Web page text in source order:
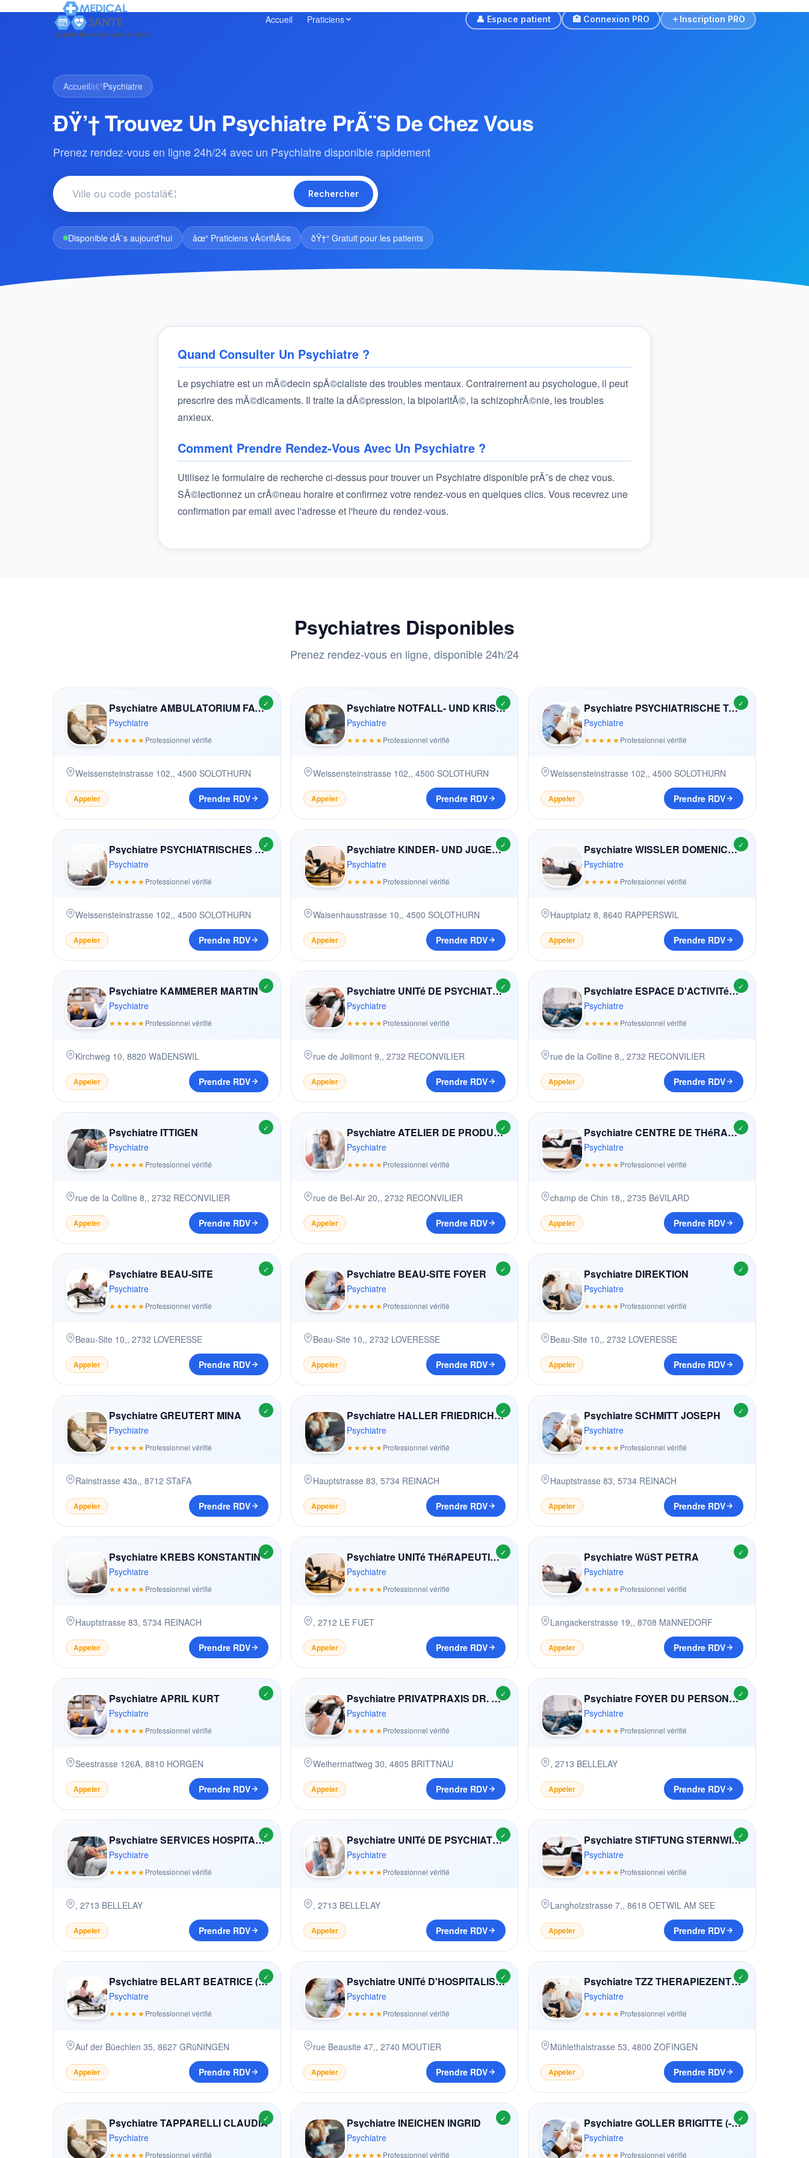
Accueil
Praticiens 👤 Espace patient 🏥 Connexion PRO Inscription PRO
Accueilâ€ºPsychiatre
ÐŸ’† Trouvez Un Psychiatre PrÃ¨s De Chez Vous
Prenez rendez-vous en ligne 24h/24 avec un Psychiatre disponible rapidement
Rechercher
Disponible dÃ¨s aujourd'hui âœ“ Praticiens vÃ©rifiÃ©s ðŸ†“ Gratuit pour les patients
Quand Consulter Un Psychiatre ?
Le psychiatre est un mÃ©decin spÃ©cialiste des troubles mentaux. Contrairement au psychologue, il peut
prescrire des mÃ©dicaments. Il traite la dÃ©pression, la bipolaritÃ©, la schizophrÃ©nie, les troubles
anxieux.
Comment Prendre Rendez-Vous Avec Un Psychiatre ?
Utilisez le formulaire de recherche ci-dessus pour trouver un Psychiatre disponible prÃ¨s de chez vous.
SÃ©lectionnez un crÃ©neau horaire et confirmez votre rendez-vous en quelques clics. Vous recevrez une
confirmation par email avec l'adresse et l'heure du rendez-vous.
Psychiatres Disponibles
Prenez rendez-vous en ligne, disponible 24h/24
✓
Psychiatre AMBULATORIUM FACHBEREICH ABHäNGIGKEITSERKRANKUNGEN
Psychiatre
★★★★★Professionnel vérifié
Weissensteinstrasse 102,, 4500 SOLOTHURN
Appeler Prendre RDV
✓
Psychiatre NOTFALL- UND KRISENAMBULANZ (NOKIA)
Psychiatre
★★★★★Professionnel vérifié
Weissensteinstrasse 102,, 4500 SOLOTHURN
Appeler Prendre RDV
✓
Psychiatre PSYCHIATRISCHE TAGESKLINIK
Psychiatre
★★★★★Professionnel vérifié
Weissensteinstrasse 102,,4500 SOLOTHURN
Appeler Prendre RDV
✓
Psychiatre PSYCHIATRISCHES AMBULATORIUM
Psychiatre
★★★★★Professionnel vérifié
Weissensteinstrasse 102,, 4500 SOLOTHURN
Appeler Prendre RDV
✓
Psychiatre KINDER- UND JUGENDPSYCHIATRISCHE KLINIK (KJPK)
Psychiatre
★★★★★Professionnel vérifié
Waisenhausstrasse 10,, 4500 SOLOTHURN
Appeler Prendre RDV
✓
Psychiatre WISSLER DOMENICA (-CASTY)
Psychiatre
★★★★★Professionnel vérifié
Hauptplatz 8,8640 RAPPERSWIL
Appeler Prendre RDV
✓
Psychiatre KAMMERER MARTIN
Psychiatre
★★★★★Professionnel vérifié
Kirchweg 10, 8820 WäDENSWIL
Appeler Prendre RDV
✓
Psychiatre UNITé DE PSYCHIATRIE SOCIALE RECONVILIER
Psychiatre
★★★★★Professionnel vérifié
rue de Jolimont 9,, 2732 RECONVILIER
Appeler Prendre RDV
✓
Psychiatre ESPACE D'ACTIVITéS THéRAPEUTIQUES
Psychiatre
★★★★★Professionnel vérifié
rue de la Colline 8,,2732 RECONVILIER
Appeler Prendre RDV
✓
Psychiatre ITTIGEN
Psychiatre
★★★★★Professionnel vérifié
rue de la Colline 8,, 2732 RECONVILIER
Appeler Prendre RDV
✓
Psychiatre ATELIER DE PRODUCTION ET DE RéINSERTION
Psychiatre
★★★★★Professionnel vérifié
rue de Bel-Air 20,, 2732 RECONVILIER
Appeler Prendre RDV
✓
Psychiatre CENTRE DE THéRAPIES BRèVES
Psychiatre
★★★★★Professionnel vérifié
champ de Chin 18,,2735 BéVILARD
Appeler Prendre RDV
✓
Psychiatre BEAU-SITE
Psychiatre
★★★★★Professionnel vérifié
Beau-Site 10,, 2732 LOVERESSE
Appeler Prendre RDV
✓
Psychiatre BEAU-SITE FOYER
Psychiatre
★★★★★Professionnel vérifié
Beau-Site 10,, 2732 LOVERESSE
Appeler Prendre RDV
✓
Psychiatre DIREKTION
Psychiatre
★★★★★Professionnel vérifié
Beau-Site 10,,2732 LOVERESSE
Appeler Prendre RDV
✓
Psychiatre GREUTERT MINA
Psychiatre
★★★★★Professionnel vérifié
Rainstrasse 43a,, 8712 STäFA
Appeler Prendre RDV
✓
Psychiatre HALLER FRIEDRICH (-GLOOR)
Psychiatre
★★★★★Professionnel vérifié
Hauptstrasse 83, 5734 REINACH
Appeler Prendre RDV
✓
Psychiatre SCHMITT JOSEPH
Psychiatre
★★★★★Professionnel vérifié
Hauptstrasse 83,5734 REINACH
Appeler Prendre RDV
✓
Psychiatre KREBS KONSTANTIN
Psychiatre
★★★★★Professionnel vérifié
Hauptstrasse 83, 5734 REINACH
Appeler Prendre RDV
✓
Psychiatre UNITé THéRAPEUTIQUE DES DéPENDANCES 'LES VACHERIES'
Psychiatre
★★★★★Professionnel vérifié
, 2712 LE FUET
Appeler Prendre RDV
✓
Psychiatre WüST PETRA
Psychiatre
★★★★★Professionnel vérifié
Langackerstrasse 19,,8708 MäNNEDORF
Appeler Prendre RDV
✓
Psychiatre APRIL KURT
Psychiatre
★★★★★Professionnel vérifié
Seestrasse 126A, 8810 HORGEN
Appeler Prendre RDV
✓
Psychiatre PRIVATPRAXIS DR. KRAUER
Psychiatre
★★★★★Professionnel vérifié
Weihermattweg 30, 4805 BRITTNAU
Appeler Prendre RDV
✓
Psychiatre FOYER DU PERSONNEL
Psychiatre
★★★★★Professionnel vérifié
,2713 BELLELAY
Appeler Prendre RDV
✓
Psychiatre SERVICES HOSPITALIERS
Psychiatre
★★★★★Professionnel vérifié
, 2713 BELLELAY
Appeler Prendre RDV
✓
Psychiatre UNITé DE PSYCHIATRIE SOCIALE BELLELAY
Psychiatre
★★★★★Professionnel vérifié
, 2713 BELLELAY
Appeler Prendre RDV
✓
Psychiatre STIFTUNG STERNWIES
Psychiatre
★★★★★Professionnel vérifié
Langholzstrasse 7,,8618 OETWIL AM SEE
Appeler Prendre RDV
✓
Psychiatre BELART BEATRICE (-GASSER)
Psychiatre
★★★★★Professionnel vérifié
Auf der Büechlen 35, 8627 GRüNINGEN
Appeler Prendre RDV
✓
Psychiatre UNITé D'HOSPITALISATION PSYCHIATRIQUE POUR ADOLESCENTS UHPA
Psychiatre
★★★★★Professionnel vérifié
rue Beausite 47,, 2740 MOUTIER
Appeler Prendre RDV
✓
Psychiatre TZZ THERAPIEZENTRUM AG
Psychiatre
★★★★★Professionnel vérifié
Mühlethalstrasse 53,4800 ZOFINGEN
Appeler Prendre RDV
✓
Psychiatre TAPPARELLI CLAUDIA
Psychiatre
★★★★★Professionnel vérifié
✓
Psychiatre INEICHEN INGRID
Psychiatre
★★★★★Professionnel vérifié
✓
Psychiatre GOLLER BRIGITTE (-HENOCH)
Psychiatre
★★★★★Professionnel vérifié